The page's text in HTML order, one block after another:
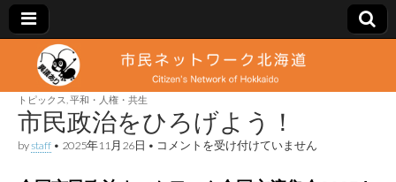
市
民
ネ
Citizen's
Network
of
Hokkaido
トピックス 平和・人権・共生
市民政治をひろげよう！
bystaff • 2025年11月26日 • 市
コメントを受け付けていません